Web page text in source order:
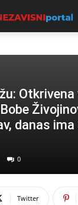
Otkrivena
danas
0
Twitter